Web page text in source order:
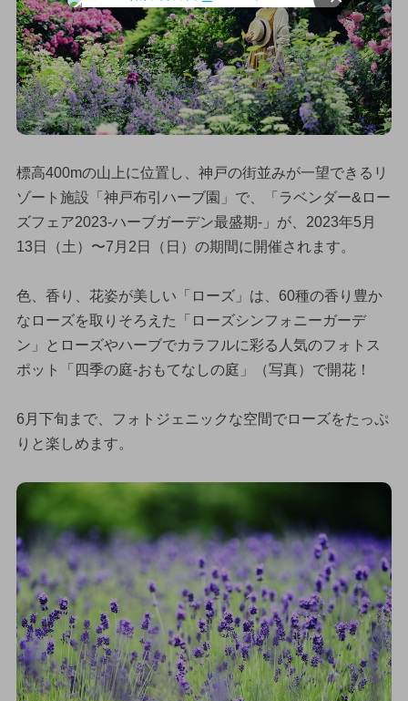
標高400mの山上に位置し、神戸の街並みが一望できるリ
ゾート施設「神戸布引ハーブ園」で、「ラベンダー&ロー
ズフェア2023-ハーブガーデン最盛期-」が、2023年5月
13日（土）〜7月2日（日）の期間に開催されます。
色、香り、花姿が美しい「ローズ」は、60種の香り豊か
なローズを取りそろえた「ローズシンフォニーガーデ
ン」とローズやハーブでカラフルに彩る人気のフォトス
ポット「四季の庭-おもてなしの庭」（写真）で開花！
6月下旬まで、フォトジェニックな空間でローズをたっぷ
りと楽しめます。